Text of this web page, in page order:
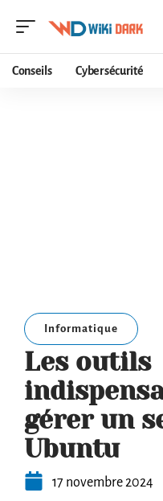
Conseils Cybersécurité
Informatique
Les outils
gérer un
Ubuntu
17 novembre 2024